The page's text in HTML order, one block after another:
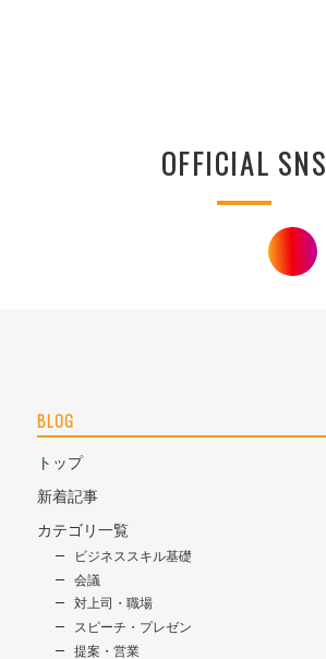
OFFICIAL SNS
BLOG
トップ
新着記事
カテゴリ一覧
ビジネススキル基礎
会議
対上司・職場
スピーチ・プレゼン
提案・営業